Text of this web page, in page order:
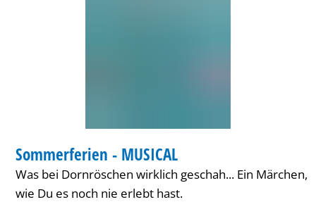
KATEGORIE: FERIENANGEBOT
Sommerferien - MUSICAL
Was bei Dornröschen wirklich geschah... Ein Märchen,
wie Du es noch nie erlebt hast.